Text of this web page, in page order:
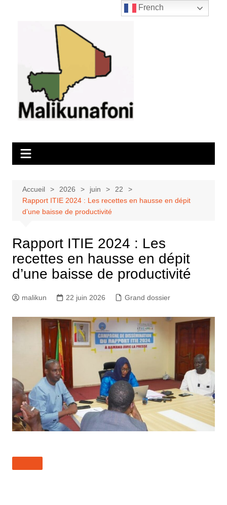
Accueil 2026 juin
22
Rapport ITIE 2024 : Les recettes en hausse en dépit
d’une baisse de productivité
Rapport ITIE 2024 : Les
recettes en hausse en dépit
d’une baisse de productivité
malikun 22 juin 2026 Grand dossier
French